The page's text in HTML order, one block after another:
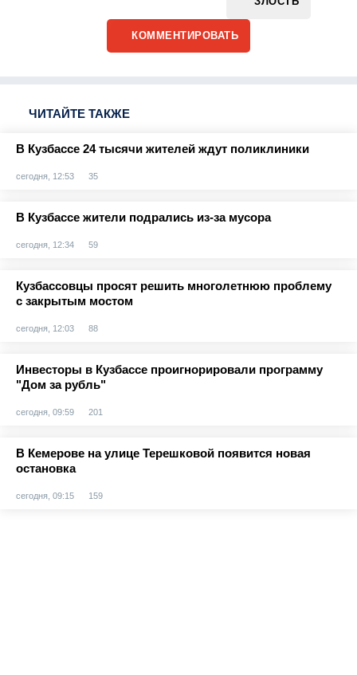
КОММЕНТИРОВАТЬ
ЧИТАЙТЕ ТАКЖЕ
В Кузбассе 24 тысячи жителей ждут поликлиники
сегодня, 12:53 35
В Кузбассе жители подрались из-за мусора
сегодня, 12:34 59
Кузбассовцы просят решить многолетнюю проблему
с закрытым мостом
сегодня, 12:03 88
Инвесторы в Кузбассе проигнорировали программу
"Дом за рубль"
сегодня, 09:59 201
В Кемерове на улице Терешковой появится новая
остановка
сегодня, 09:15 159